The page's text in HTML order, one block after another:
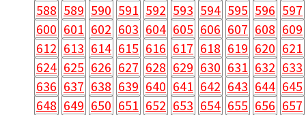
588 589 590 591 592 593 594 595 596 597
600 601 602 603 604 605 606 607 608 609
612 613 614 615 616 617 618 619 620 621
624 625 626 627 628 629 630 631 632 633
636 637 638 639 640 641 642 643 644 645
648 649 650 651 652 653 654 655 656 657